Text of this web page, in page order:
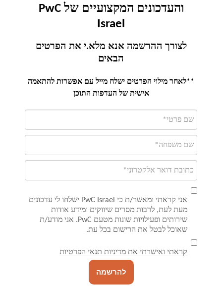
והעדכונים המקצועיים של PwC
Israel
לצורך ההרשמה אנא מלא.י את הפרטים
הבאים
**לאחר מילוי הפרטים ישלח מייל עם אפשרות להתאמה
אישית של העדפות התוכן
אני קראתי ומאשר/ת כי PwC Israel ישלחו לי עדכונים
מעת לעת, לרבות מסרים שיווקים ומידע אודות
שירותים ופעילויות שונות מטעם PwC. אני מודע/ת
שאוכל לבטל את הרישום בכל עת.
קראתי ואישרתי את מדיניות תנאי הפרטיות
להרשמה